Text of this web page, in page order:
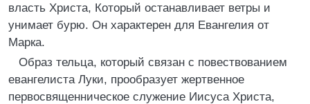
власть Христа, Который останавливает ветры и
унимает бурю. Он характерен для Евангелия от
Марка.
Образ тельца, который связан с повествованием
евангелиста Луки, прообразует жертвенное
первосвященническое служение Иисуса Христа,